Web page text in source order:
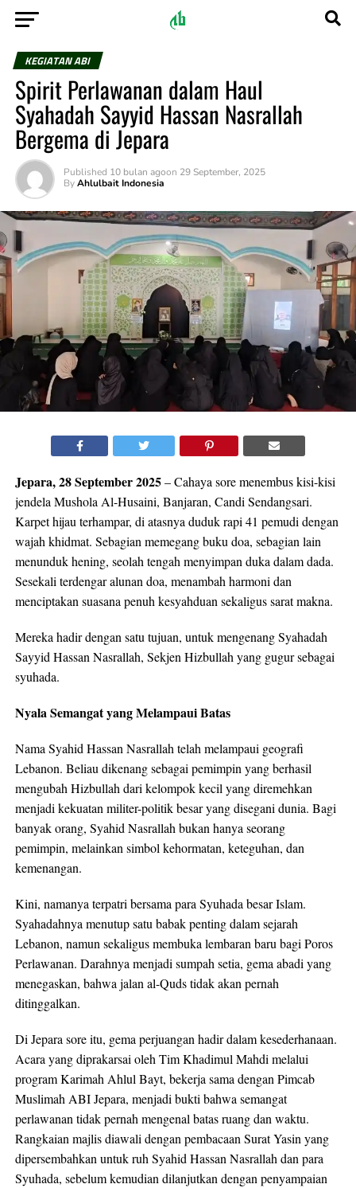
KEGIATAN ABI
Spirit Perlawanan dalam Haul
Syahadah Sayyid Hassan Nasrallah
Bergema di Jepara
Published 10 bulan agoon 29 September, 2025
By Ahlulbait Indonesia
Jepara, 28 September 2025– Cahaya sore menembus kisi-kisi
jendela Mushola Al-Husaini, Banjaran, Candi Sendangsari.
Karpet hijau terhampar, di atasnya duduk rapi 41 pemudi dengan
wajah khidmat. Sebagian memegang buku doa, sebagian lain
menunduk hening, seolah tengah menyimpan duka dalam dada.
Sesekali terdengar alunan doa, menambah harmoni dan
menciptakan suasana penuh kesyahduan sekaligus sarat makna.
Mereka hadir dengan satu tujuan, untuk mengenang Syahadah
Sayyid Hassan Nasrallah, Sekjen Hizbullah yang gugur sebagai
syuhada.
Nyala Semangat yang Melampaui Batas
Nama Syahid Hassan Nasrallah telah melampaui geografi
Lebanon. Beliau dikenang sebagai pemimpin yang berhasil
mengubah Hizbullah dari kelompok kecil yang diremehkan
menjadi kekuatan militer-politik besar yang disegani dunia. Bagi
banyak orang, Syahid Nasrallah bukan hanya seorang
pemimpin, melainkan simbol kehormatan, keteguhan, dan
kemenangan.
Kini, namanya terpatri bersama para Syuhada besar Islam.
Syahadahnya menutup satu babak penting dalam sejarah
Lebanon, namun sekaligus membuka lembaran baru bagi Poros
Perlawanan. Darahnya menjadi sumpah setia, gema abadi yang
menegaskan, bahwa jalan al-Quds tidak akan pernah
ditinggalkan.
Di Jepara sore itu, gema perjuangan hadir dalam kesederhanaan.
Acara yang diprakarsai oleh Tim Khadimul Mahdi melalui
program Karimah Ahlul Bayt, bekerja sama dengan Pimcab
Muslimah ABI Jepara, menjadi bukti bahwa semangat
perlawanan tidak pernah mengenal batas ruang dan waktu.
Rangkaian majlis diawali dengan pembacaan Surat Yasin yang
dipersembahkan untuk ruh Syahid Hassan Nasrallah dan para
Syuhada, sebelum kemudian dilanjutkan dengan penyampaian